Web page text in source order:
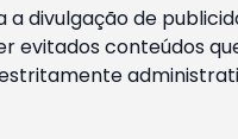
divulgação de
evitados conteúdos